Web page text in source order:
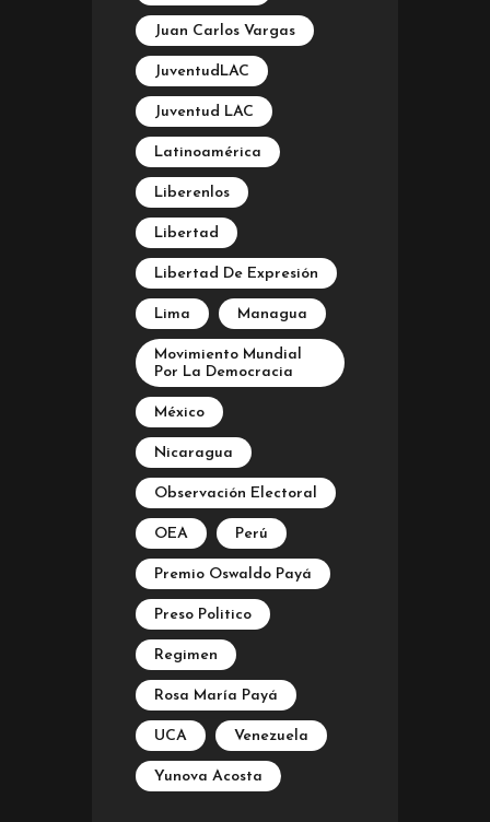
Juan Carlos Vargas
JuventudLAC
Juventud LAC
Latinoamérica
Liberenlos
Libertad
Libertad De Expresión
Lima Managua
Movimiento Mundial
Por La Democracia
México
Nicaragua
Observación Electoral
OEA Perú
Premio Oswaldo Payá
Preso Politico
Regimen
Rosa María Payá
UCA Venezuela
Yunova Acosta